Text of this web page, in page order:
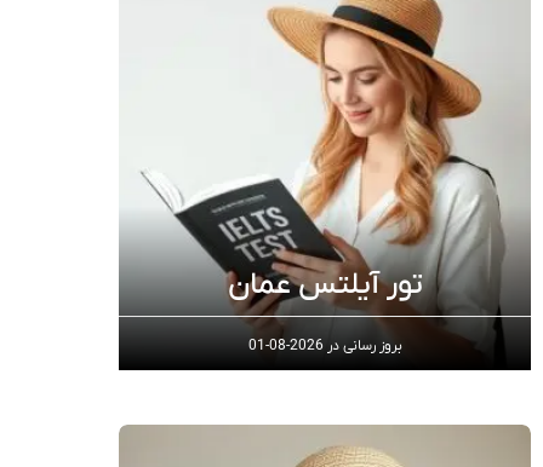
تور آیلتس عمان
بروز رسانی در2026-08-01